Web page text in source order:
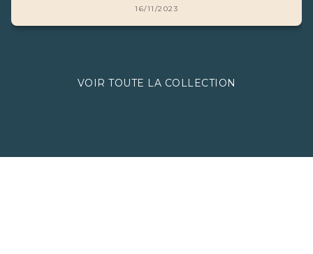
16/11/2023
VOIR TOUTE LA COLLECTION